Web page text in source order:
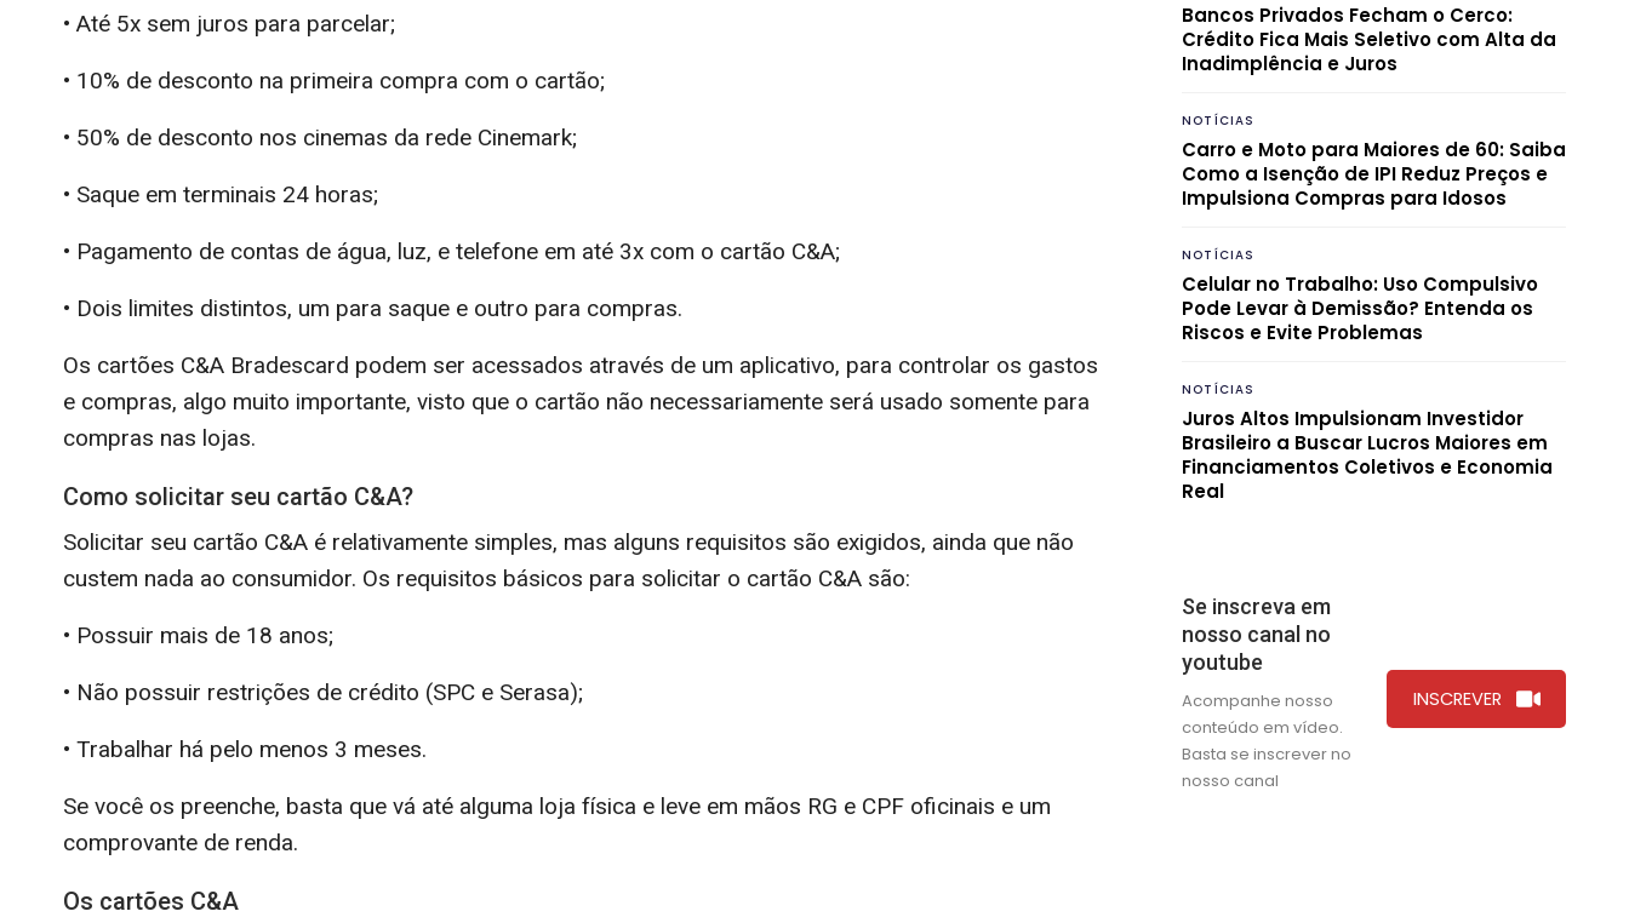
• Até 5x sem juros para parcelar;
• 10% de desconto na primeira compra com o cartão;
• 50% de desconto nos cinemas da rede Cinemark;
• Saque em terminais 24 horas;
• Pagamento de contas de água, luz, e telefone em até 3x com o cartão C&A;
• Dois limites distintos, um para saque e outro para compras.
Os cartões C&A Bradescard podem ser acessados através de um aplicativo, para controlar os gastos
e compras, algo muito importante, visto que o cartão não necessariamente será usado somente para
compras nas lojas.
Como solicitar seu cartão C&A?
Solicitar seu cartão C&A é relativamente simples, mas alguns requisitos são exigidos, ainda que não
custem nada ao consumidor. Os requisitos básicos para solicitar o cartão C&A são:
• Possuir mais de 18 anos;
• Não possuir restrições de crédito (SPC e Serasa);
• Trabalhar há pelo menos 3 meses.
Se você os preenche, basta que vá até alguma loja física e leve em mãos RG e CPF oficinais e um
comprovante de renda.
Os cartões C&A
Bancos Privados Fecham o Cerco:
Crédito Fica Mais Seletivo com Alta da
Inadimplência e Juros
NOTÍCIAS
Carro e Moto para Maiores de 60: Saiba
Como a Isenção de IPI Reduz Preços e
Impulsiona Compras para Idosos
NOTÍCIAS
Celular no Trabalho: Uso Compulsivo
Pode Levar à Demissão? Entenda os
Riscos e Evite Problemas
NOTÍCIAS
Juros Altos Impulsionam Investidor
Brasileiro a Buscar Lucros Maiores em
Financiamentos Coletivos e Economia
Real
Se inscreva em
nosso canal no
youtube
Acompanhe nosso
conteúdo em vídeo.
Basta se inscrever no
nosso canal
INSCREVER